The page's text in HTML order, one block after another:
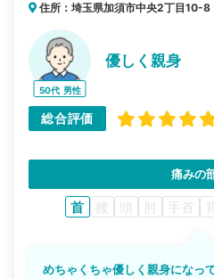
住所：埼玉県加須市中央2丁目10-8
50代 男性
優しく親身
総合評価
痛みの
首 腰 頭 肘 手首
めちゃくちゃ優しく親身になっ